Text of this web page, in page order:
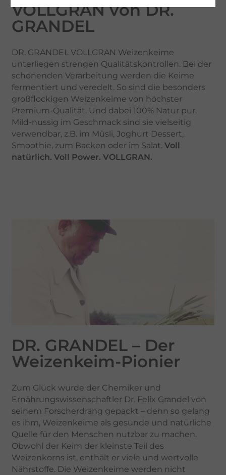
VOLLGRAN von DR.
GRANDEL
DR. GRANDEL VOLLGRAN Weizenkeime
unterliegen strengen Qualitätskontrollen. Bei der
schonenden Verarbeitung werden die Keime
fermentiert und veredelt. So sind die besonders
großflockigen Weizenkeime von höchster
Premium-Qualität. Und dabei 100% Natur pur.
Mild-nussig im Geschmack sind sie vielseitig
verwendbar, z.B. im Müsli, Joghurt Dessert,
Smoothie, zum Backen oder im Salat. Voll
natürlich. Voll Power. VOLLGRAN.
DR. GRANDEL – Der
Weizenkeim-Pionier
Zum Glück wurde der Chemiker und
Ernährungswissenschaftler Dr. Felix Grandel von
seinem Forscherdrang gepackt – denn so gelang
es ihm, Weizenkeime als gesunde und natürliche
Quelle für den Menschen nutzbar zu machen.
Obwohl der Keim der kleinste Teil des
Weizenkorns ist, enthält er viele und wertvolle
Nährstoffe. Die Weizenkeime werden nicht